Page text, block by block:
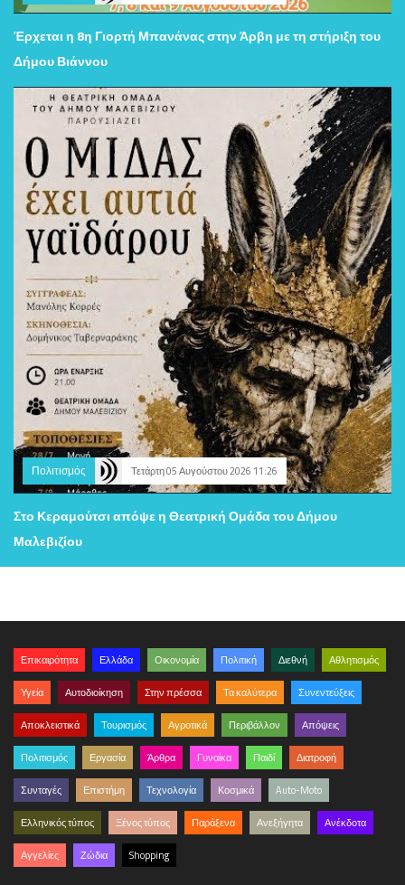
Έρχεται η 8η Γιορτή Μπανάνας στην Άρβη με τη στήριξη του
Δήμου Βιάννου
Πολιτισμός Τετάρτη 05 Αυγούστου 2026 11:26
Στο Κεραμούτσι απόψε η Θεατρική Ομάδα του Δήμου
Μαλεβιζίου
Επικαιρότητα Ελλάδα Οικονομία Πολιτική Διεθνή Αθλητισμός
Υγεία Αυτοδιοίκηση Στην πρέσσα Τα καλύτερα Συνεντεύξεις
Αποκλειστικά Τουρισμός Αγροτικά Περιβάλλον Απόψεις
Πολιτισμός Εργασία Άρθρα Γυναίκα Παιδί Διατροφή
Συνταγές Επιστήμη Τεχνολογία Κοσμικά Auto-Moto
Ελληνικός τύπος Ξένος τύπος Παράξενα Ανεξήγητα Ανέκδοτα
Αγγελίες Ζώδια Shopping